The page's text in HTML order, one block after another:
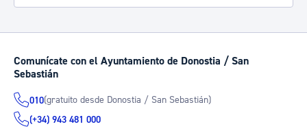
Comunícate con el Ayuntamiento de Donostia / San
Sebastián
010(gratuito desde Donostia / San Sebastián)
(+34) 943 481 000